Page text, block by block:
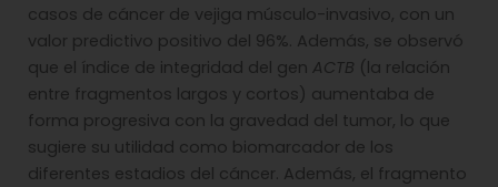
casos de cáncer de vejiga músculo-invasivo, con un
valor predictivo positivo del 96%. Además, se observó
que el índice de integridad del gen ACTB (la relación
entre fragmentos largos y cortos) aumentaba de
forma progresiva con la gravedad del tumor, lo que
sugiere su utilidad como biomarcador de los
diferentes estadios del cáncer. Además, el fragmento